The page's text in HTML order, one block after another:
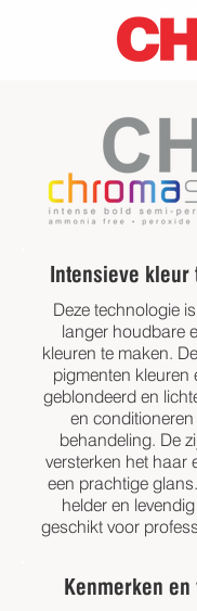
Intensieve kleur
Deze technologie
langer houdbare
kleuren te maken.
pigmenten kleuren
geblondeerd en
en
behandeling. De
versterken het haar
een prachtige
helder en
geschikt voor
Kenmerken